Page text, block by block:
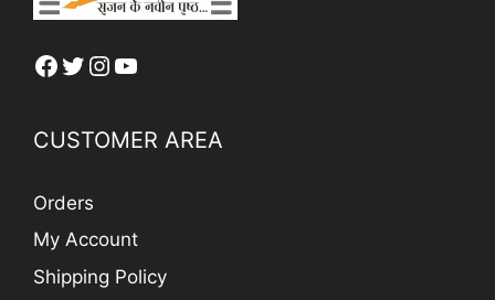
Facebook
Twitter
Instagram
YouTube
CUSTOMER AREA
Orders
My Account
Shipping Policy